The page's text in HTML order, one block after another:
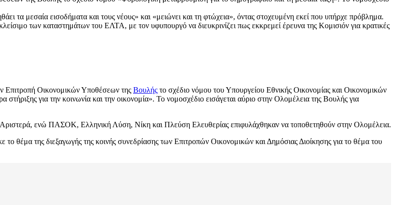
τα μεσαία εισοδήματα και τους νέους» και «μειώνει και τη φτώχεια», όντας στοχευμένη εκεί που υπήρχε πρόβλημα.
των καταστημάτων του ΕΛΤΑ, με τον υφυπουργό να διευκρινίζει πως εκκρεμεί έρευνα της Κομισιόν για κρατικές
Επιτροπή Οικονομικών Υποθέσεων της Βουλής το σχέδιο νόμου του Υπουργείου Εθνικής Οικονομίας και Οικονομικών
για την κοινωνία και την οικονομία». Το νομοσχέδιο εισάγεται αύριο στην Ολομέλεια της Βουλής για
ενώ ΠΑΣΟΚ, Ελληνική Λύση, Νίκη και Πλεύση Ελευθερίας επιφυλάχθηκαν να τοποθετηθούν στην Ολομέλεια.
θέμα της διεξαγωγής της κοινής συνεδρίασης των Επιτροπών Οικονομικών και Δημόσιας Διοίκησης για το θέμα του